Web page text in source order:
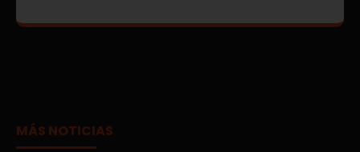
MÁS NOTICIAS